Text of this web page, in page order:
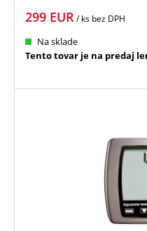
299 EUR/ ks bez DPH
Na sklade
Tento tovar je na predaj